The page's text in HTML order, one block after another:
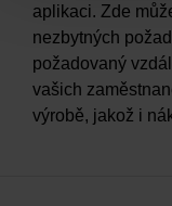
aplikaci. Zde
nezbytných
požadovaný
vašich
výrobě, jakož i